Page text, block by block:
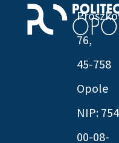
76,
45-758
Opole
NIP:
00-08-